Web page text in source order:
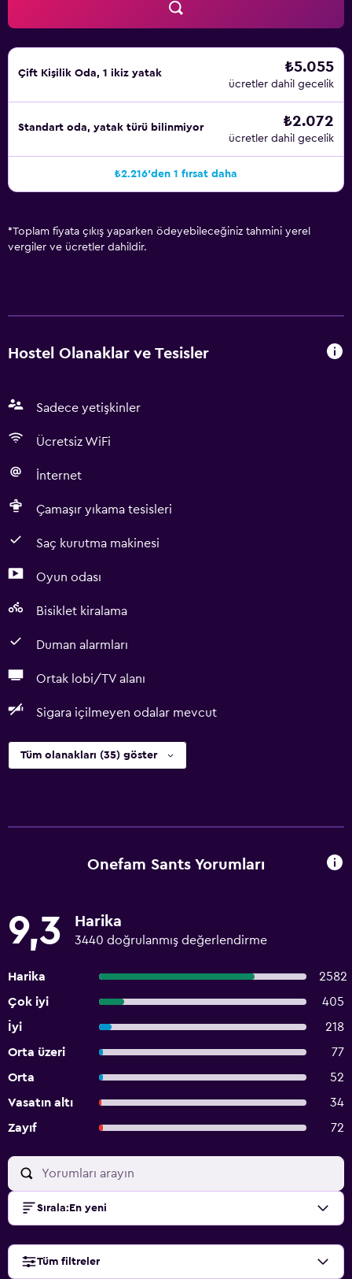
Çift ​Kişilik Oda, 1 ikiz yatak ₺5.055
ücretler dahil gecelik
Standart oda, yatak türü bilinmiyor ₺2.072
ücretler dahil gecelik
₺2.216'den 1 fırsat daha
*Toplam fiyata çıkış yaparken ödeyebileceğiniz tahmini yerel
vergiler ve ücretler dahildir.
Hostel Olanaklar ve Tesisler
Sadece yetişkinler
Ücretsiz WiFi
İnternet
Çamaşır yıkama tesisleri
Saç kurutma makinesi
Oyun odası
Bisiklet kiralama
Duman alarmları
Ortak lobi/TV alanı
Sigara içilmeyen odalar mevcut
Tüm olanakları (35) göster
Onefam Sants Yorumları
9,3 Harika
3440 doğrulanmış değerlendirme
Harika
2582
Çok iyi
405
İyi
218
Orta üzeri
77
Orta
52
Vasatın altı
34
Zayıf
72
Sırala: En yeni
Tüm filtreler